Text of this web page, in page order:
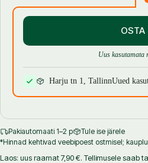
Mikko Rimminen (s. 1975) sai laiemalt
2004. aastal ilmunud
temalt ilmunud kaks luulekogu ja neli
teravmeelse süžee äratanud tähelepanu
jutustamisstiili tõttu.
OSTA
Uus kasutamata
Harju tn 1, TallinnUued
Pakiautomaati 1–2 p
Tule ise järele
*Hinnad kehtivad veebipoest ostmisel;
Laos: uus raamat 7,90 €. Tellimusele saab